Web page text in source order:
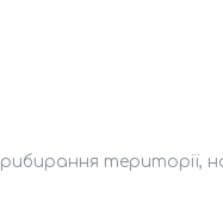
території,